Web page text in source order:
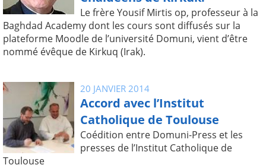
Le frère Yousif Mirtis op, professeur à la
Baghdad Academy dont les cours sont diffusés sur la
plateforme Moodle de l’université Domuni, vient d’être
nommé évêque de Kirkuq (Irak).
20 JANVIER 2014
Accord avec l’Institut
Catholique de Toulouse
Coédition entre Domuni-Press et les
presses de l’Institut Catholique de
Toulouse